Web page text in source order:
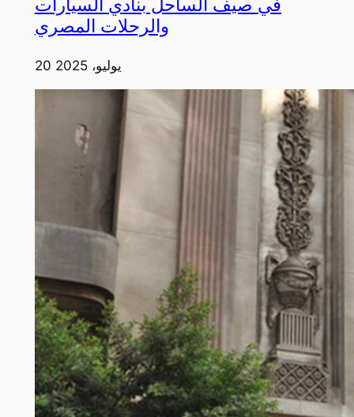
في صيف الساحل بنادي السيارات
والرحلات المصري
20 يوليو، 2025